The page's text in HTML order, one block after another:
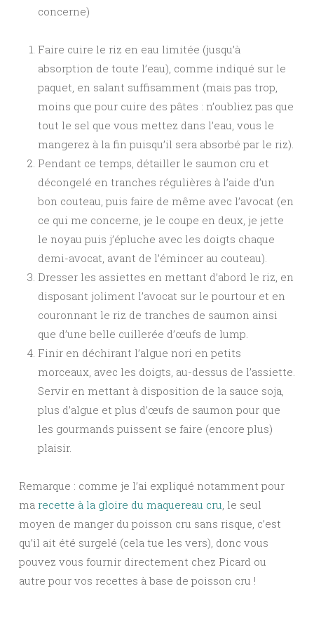
concerne)
Faire cuire le riz en eau limitée (jusqu’à
absorption de toute l’eau), comme indiqué sur le
paquet, en salant suffisamment (mais pas trop,
moins que pour cuire des pâtes : n’oubliez pas que
tout le sel que vous mettez dans l’eau, vous le
mangerez à la fin puisqu’il sera absorbé par le riz).
Pendant ce temps, détailler le saumon cru et
décongelé en tranches régulières à l’aide d’un
bon couteau, puis faire de même avec l’avocat (en
ce qui me concerne, je le coupe en deux, je jette
le noyau puis j’épluche avec les doigts chaque
demi-avocat, avant de l’émincer au couteau).
Dresser les assiettes en mettant d’abord le riz, en
disposant joliment l’avocat sur le pourtour et en
couronnant le riz de tranches de saumon ainsi
que d’une belle cuillerée d’œufs de lump.
Finir en déchirant l’algue nori en petits
morceaux, avec les doigts, au-dessus de l’assiette.
Servir en mettant à disposition de la sauce soja,
plus d’algue et plus d’œufs de saumon pour que
les gourmands puissent se faire (encore plus)
plaisir.
Remarque : comme je l’ai expliqué notamment pour
ma recette à la gloire du maquereau cru, le seul
moyen de manger du poisson cru sans risque, c’est
qu’il ait été surgelé (cela tue les vers), donc vous
pouvez vous fournir directement chez Picard ou
autre pour vos recettes à base de poisson cru !